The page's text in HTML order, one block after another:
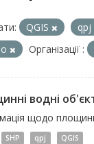
QGIS qpj
Організації :
водні
щодо
SHP qpj QGIS